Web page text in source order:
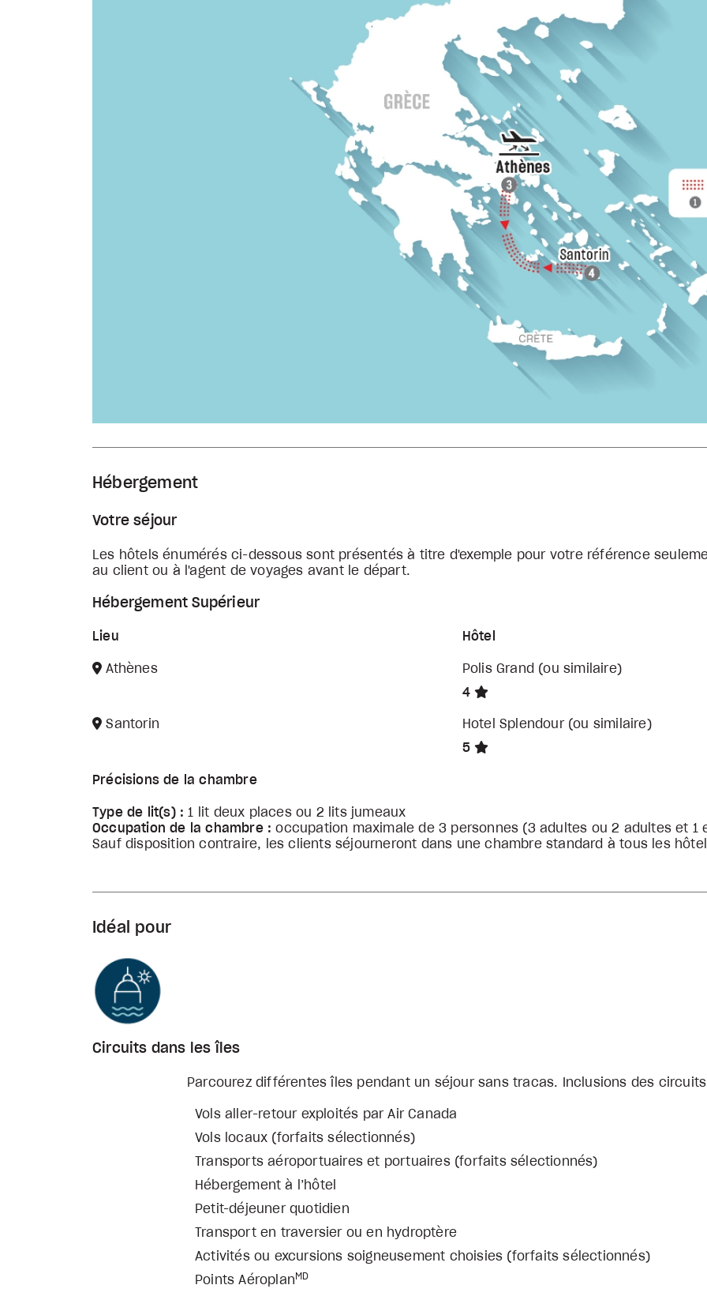
Hébergement
Votre séjour
Les hôtels énumérés ci-dessous sont présentés à titre d'exemple pour votre référence
au client ou à l'agent de voyages avant le départ.
Hébergement Supérieur
Lieu Hôtel
Athènes
Polis Grand (ou similaire)
4
Santorin
Hotel Splendour (ou similaire)
5
Précisions de la chambre
Type de lit(s) :1 lit deux places ou 2 lits jumeaux
Occupation de la chambre :occupation maximale de 3 personnes (3 adultes ou 2 adultes et 1
Sauf disposition contraire, les clients séjourneront dans une chambre standard à tous les
Idéal pour
Circuits dans les îles
Parcourez différentes îles pendant un séjour sans tracas. Inclusions des
Vols aller-retour exploités par Air Canada
Vols locaux (forfaits sélectionnés)
Transports aéroportuaires et portuaires (forfaits sélectionnés)
Hébergement à l’hôtel
Petit-déjeuner quotidien
Transport en traversier ou en hydroptère
Activités ou excursions soigneusement choisies (forfaits sélectionnés)
Points Aéroplan MD